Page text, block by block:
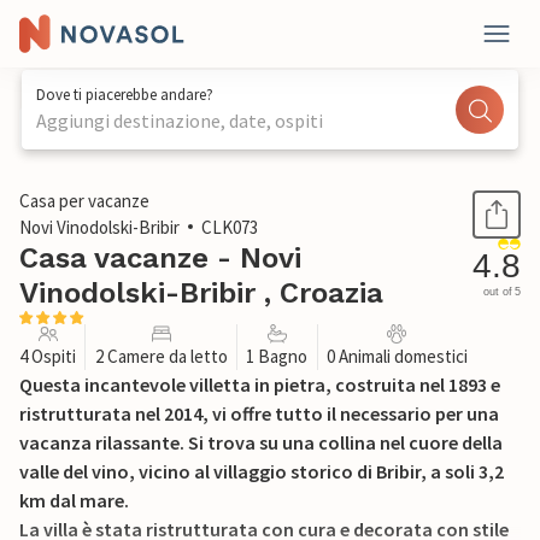
Dove ti piacerebbe andare?
Aggiungi destinazione, date, ospiti
1 / 42
Casa per vacanze
Novi Vinodolski-Bribir
CLK073
Casa vacanze - Novi
Vinodolski-Bribir , Croazia
4.8
out of 5
4 Ospiti 2 Camere da letto 1 Bagno 0 Animali domestici
Questa incantevole villetta in pietra, costruita nel 1893 e
ristrutturata nel 2014, vi offre tutto il necessario per una
vacanza rilassante. Si trova su una collina nel cuore della
valle del vino, vicino al villaggio storico di Bribir, a soli 3,2
km dal mare.
La villa è stata ristrutturata con cura e decorata con stile